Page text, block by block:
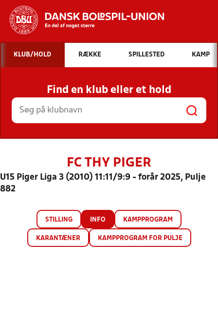
Hvad vil du søge efter?
INDHOLD OG NYHEDER
STILLINGER, RESULTATER, KLUBBER OG
HOLD
KLUB/HOLD RÆKKE SPILLESTED KAMP
Find en klub eller et hold
FC THY PIGER
U15 Piger Liga 3 (2010) 11:11/9:9 - forår 2025, Pulje
882
STILLING INFO KAMPPROGRAM
KARANTÆNER KAMPPROGRAM FOR PULJE